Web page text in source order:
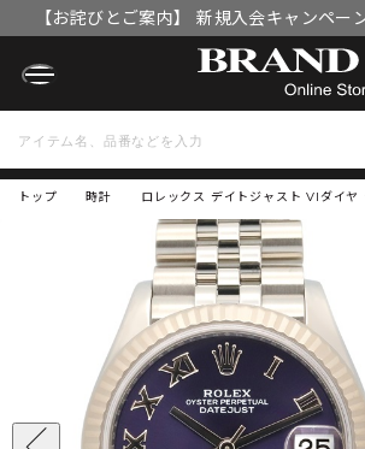
【お詫びとご案内】 新規入会キャンペー
OFFクーポン」付与漏れと補填
トップ ロレックス デイトジャスト VIダイ
時計